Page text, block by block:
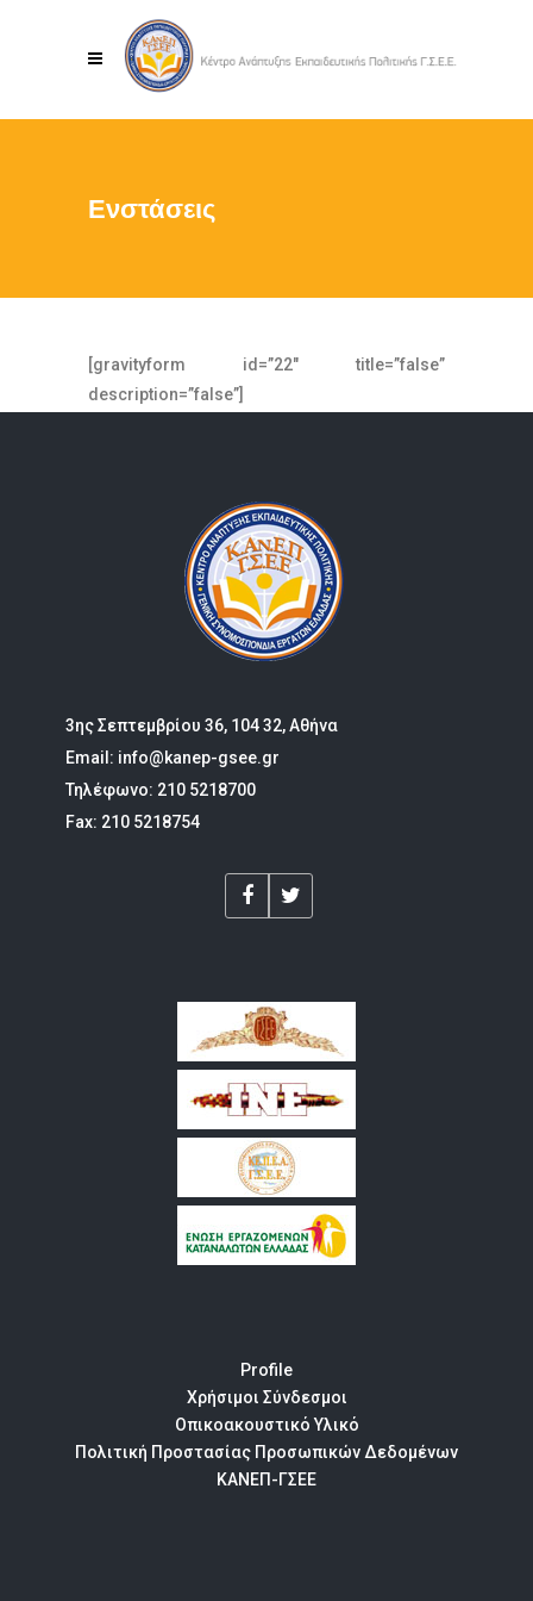
Ενστάσεις
[gravityform id=”22″ title=”false”
description=”false”]
3ης Σεπτεμβρίου 36, 104 32, Αθήνα
Email: info@kanep-gsee.gr
Τηλέφωνο: 210 5218700
Fax: 210 5218754
Profile
Χρήσιμοι Σύνδεσμοι
Οπικοακουστικό Υλικό
Πολιτική Προστασίας Προσωπικών Δεδομένων
ΚΑΝΕΠ-ΓΣΕΕ